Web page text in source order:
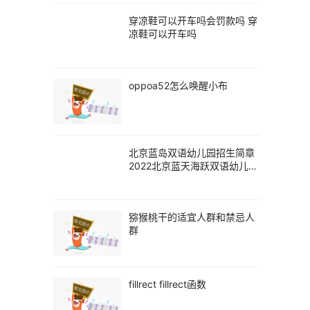
穿凉鞋可以开车吗会罚款吗 穿
凉鞋可以开车吗
oppoa52怎么唤醒小布
北京蓝岛双语幼儿园招生简章
2022北京蓝天海跃双语幼儿园
猕猴桃干的适宜人群和禁忌人
群
fillrect fillrect函数